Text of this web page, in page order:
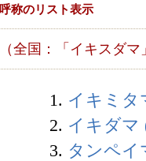
呼称のリスト表示
（全国：「イキスダ
1. イキミタ
2. イキダマ
3. タンペイ